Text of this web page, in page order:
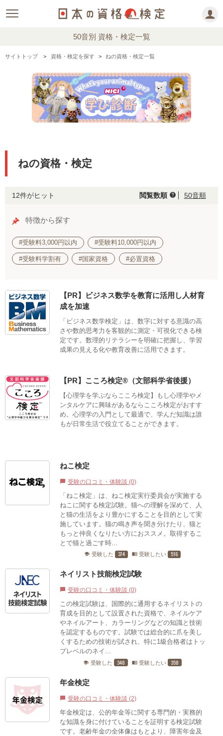
50音別 資格・検定一覧
サイトトップ 資格・検定を探す ねの資格・検定一覧
ねの資格・検定
12件がヒット 閲覧数順 help 50音順
特徴から探す
#受験料3,000円以内 #受験料10,000円以内
#受験料学割有 #国家資格 #必置資格
【PR】ビジネス数学を教育に活用し人材育
成を加速
「ビジネス数学検定」は、数字に対する意識の高
さや数的思考力を客観的に測定・可視化できる検
定です。数理的リテラシーを明確に把握し、学習
成果の見える化や教育改善に活用できます。
【PR】こころ検定®（文部科学省後援）
【心理学を学ぶならこころ検定】もし心理学やメ
ンタルケアに興味があるならこころ検定がおすす
め。心理学の入門として最適で、学んだ知識は誰
もが日常生活で役立てることができます。
ねこ検定
chat_bubble 受験の口コミ・体験談 (0)
「ねこ検定」は、ねこ検定実行委員会が実施する
ねこに関する検定試験。猫への理解を深めて、人
と猫の生活をより豊かにすることを目的として実
施しています。猫の鳴き声を聞き分けたり、猫と
もっと仲良くなりたい方におススメ。取得するこ
とで猫と過ごす時...
school 受験した 374 menu_book 受験したい 516
ネイリスト技能検定試験
chat_bubble 受験の口コミ・体験談 (0)
この検定試験は、国際的に通用するネイリストの
育成を目的として設置された資格で、ネイルケア
やネイルアート、カラーリングなどの知識と技術
を認定するものです。試験では総合的に爪を美し
くするための技術が試され、特に1級合格者はトッ
プレベルのネイ...
school 受験した 348 menu_book 受験したい 358
年金検定
chat_bubble 受験の口コミ・体験談 (2)
年金検定は、公的年金等に関する専門的・実務的
な知識を身に付けていることを証明する検定試験
です。老齢年金の全体像はもとより、障害年金及